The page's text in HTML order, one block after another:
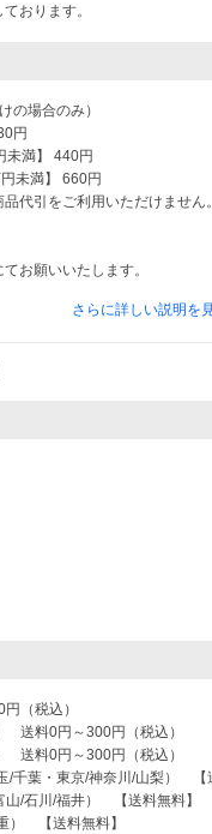
おります。
の場合のみ）
円
未満】 440円
未満】 660円
代引をご利用いただけません。
お願いいたします。
さらに詳しい説明を
（税込）
送料0円～300円（税込）
送料0円～300円（税込）
/千葉・東京/神奈川/山梨）　【
/石川/福井）　【送料無料】
）　【送料無料】